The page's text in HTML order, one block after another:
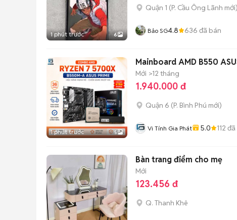
1 phút trước 6
Quận 1 (P. Cầu Ông Lãnh mới)
Bảo SG4.8 636 đã bán
1 phút trước 5
Mainboard AMD B550
Mới >12 tháng
1.940.000 đ
Quận 6 (P. Bình Phú mới)
Vi Tính Gia Phát 5.0 112 đã
Bàn trang điểm cho mẹ
Mới
123.456 đ
Q. Thanh Khê